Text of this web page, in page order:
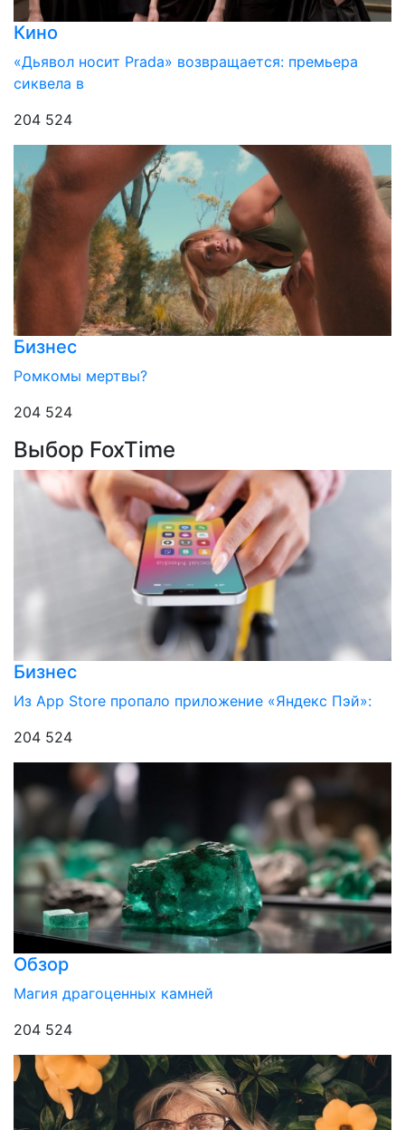
Кино
«Дьявол носит Prada» возвращается: премьера
сиквела в
204 524
Бизнес
Ромкомы мертвы?
204 524
Выбор FoxTime
Бизнес
Из App Store пропало приложение «Яндекс Пэй»:
204 524
Обзор
Магия драгоценных камней
204 524